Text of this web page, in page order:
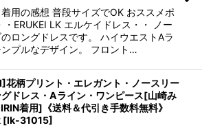
用の感想 普段サイズでOK おススメポ
・ERUKEI LK エルケイドレス・・ ノー
ロングドレスです。 ハイウエストAラ
プルなデザイン。 フロント…
花柄プリント・エレガント・ノースリー
ドレス・Aライン・ワンピース[山崎み
着用]《送料＆代引き手数料無料》
[lk-31015]